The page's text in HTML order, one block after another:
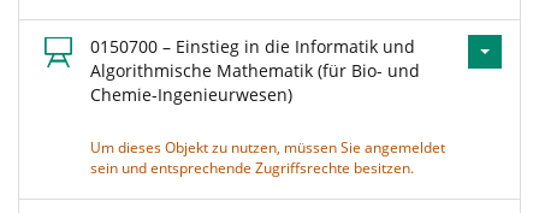
0150700 – Einstieg in die Informatik und
Algorithmische Mathematik (für Bio- und
Chemie-Ingenieurwesen)
Um dieses Objekt zu nutzen, müssen Sie angemeldet
sein und entsprechende Zugriffsrechte besitzen.